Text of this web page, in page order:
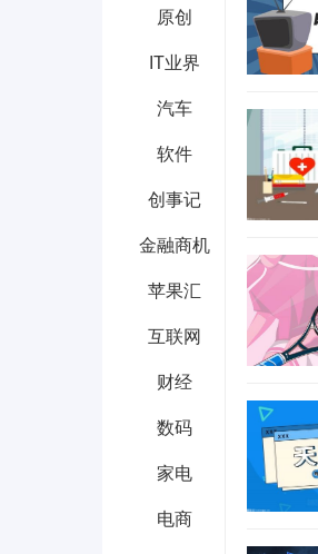
原创
IT业界
汽车
软件
创事记
金融商机
苹果汇
互联网
财经
数码
家电
电商